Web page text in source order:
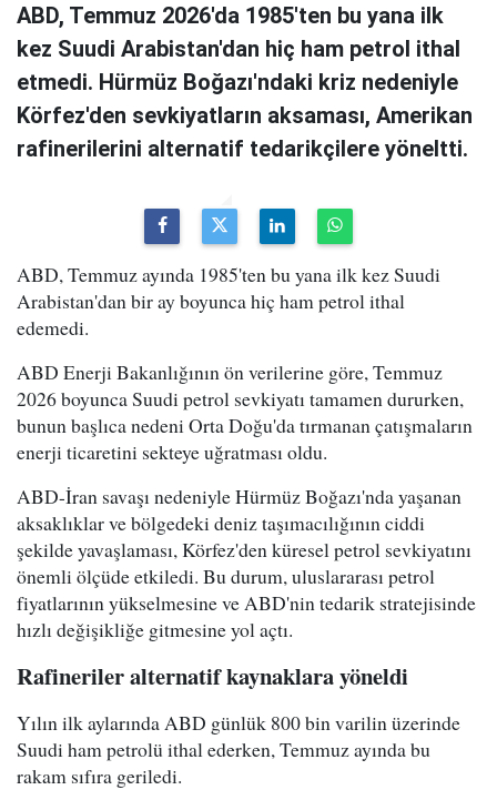
ABD, Temmuz 2026'da 1985'ten bu yana ilk
kez Suudi Arabistan'dan hiç ham petrol ithal
etmedi. Hürmüz Boğazı'ndaki kriz nedeniyle
Körfez'den sevkiyatların aksaması, Amerikan
rafinerilerini alternatif tedarikçilere yöneltti.
ABD, Temmuz ayında 1985'ten bu yana ilk kez Suudi
Arabistan'dan bir ay boyunca hiç ham petrol ithal
edemedi.
ABD Enerji Bakanlığının ön verilerine göre, Temmuz
2026 boyunca Suudi petrol sevkiyatı tamamen dururken,
bunun başlıca nedeni Orta Doğu'da tırmanan çatışmaların
enerji ticaretini sekteye uğratması oldu.
ABD-İran savaşı nedeniyle Hürmüz Boğazı'nda yaşanan
aksaklıklar ve bölgedeki deniz taşımacılığının ciddi
şekilde yavaşlaması, Körfez'den küresel petrol sevkiyatını
önemli ölçüde etkiledi. Bu durum, uluslararası petrol
fiyatlarının yükselmesine ve ABD'nin tedarik stratejisinde
hızlı değişikliğe gitmesine yol açtı.
Rafineriler alternatif kaynaklara yöneldi
Yılın ilk aylarında ABD günlük 800 bin varilin üzerinde
Suudi ham petrolü ithal ederken, Temmuz ayında bu
rakam sıfıra geriledi.